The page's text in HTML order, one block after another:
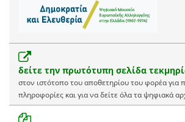
δείτε την πρωτότυπη σελίδα
στον ιστότοπο του αποθετηρίου του φορέα για
πληροφορίες και για να δείτε όλα τα ψηφιακά